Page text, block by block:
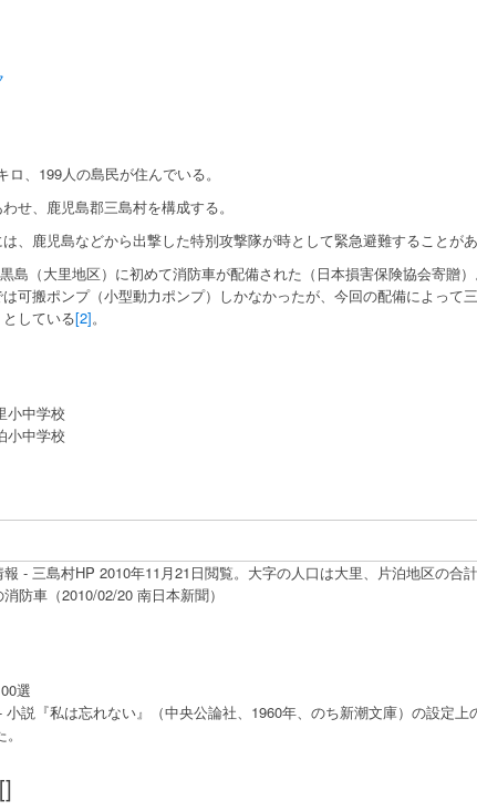
ロ、199人の島民が住んでいる。
わせ、鹿児島郡三島村を構成する。
、鹿児島などから出撃した特別攻撃隊が時として緊急避難することがあ
島（大里地区）に初めて消防車が配備された（日本損害保険協会寄贈
可搬ポンプ（小型動力ポンプ）しかなかったが、今回の配備によって
している[2]。
小中学校
小中学校
- 三島村HP 2010年11月21日閲覧。大字の人口は大里、片泊地区の合計
防車（2010/02/20 南日本新聞）
選
小説『私は忘れない』（中央公論社、1960年、のち新潮文庫）の設定